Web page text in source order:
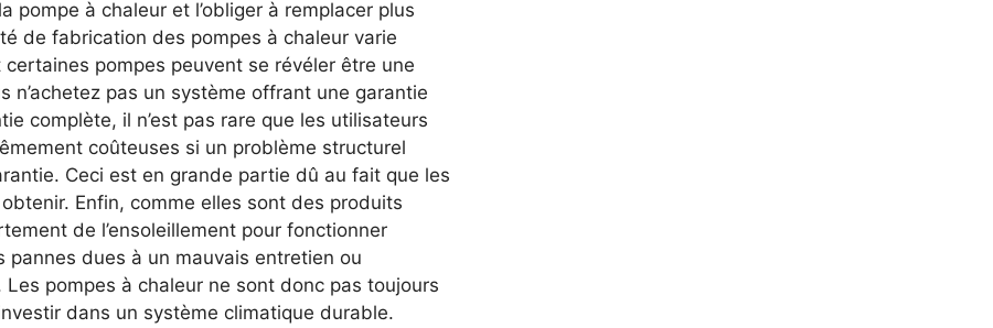
à chaleur et l’obliger à remplacer plus
de fabrication des pompes à chaleur varie
pompes peuvent se révéler être une
n’achetez pas un système offrant une garantie
complète, il n’est pas rare que les utilisateurs
coûteuses si un problème structurel
Ceci est en grande partie dû au fait que les
Enfin, comme elles sont des produits
de l’ensoleillement pour fonctionner
dues à un mauvais entretien ou
pompes à chaleur ne sont donc pas toujours
dans un système climatique durable.